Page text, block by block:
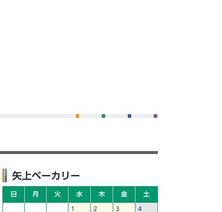
矢上ベーカリー
日 月 火 水 木 金 土
1 2 3 4